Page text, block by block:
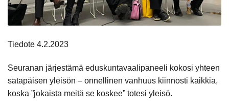
Tiedote 4.2.2023
Seuranan järjestämä eduskuntavaalipaneeli kokosi yhteen
satapäisen yleisön – onnellinen vanhuus kiinnosti kaikkia,
koska ”jokaista meitä se koskee” totesi yleisö.